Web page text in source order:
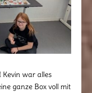
war alles
ganze Box voll mit